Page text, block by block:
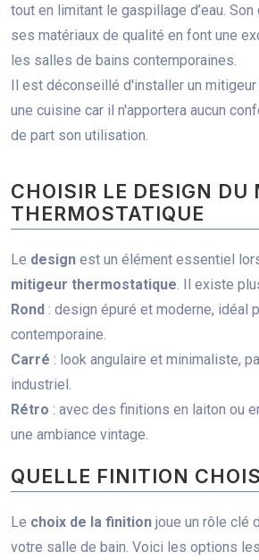
tout en limitant le gaspillage d’eau.
ses matériaux de qualité en font une
les salles de bains contemporaines.
Il est déconseillé d'installer un
une cuisine car il n'apportera aucun
de part son utilisation.
CHOISIR LE DESIGN DU
THERMOSTATIQUE
Le design est un élément essentiel
mitigeur thermostatique. Il existe
Rond : design épuré et moderne, idéal
contemporaine.
Carré : look angulaire et minimaliste,
industriel.
Rétro : avec des finitions en laiton ou
une ambiance vintage.
QUELLE FINITION
Le choix de la finition joue un rôle clé
votre salle de bain. Voici les options